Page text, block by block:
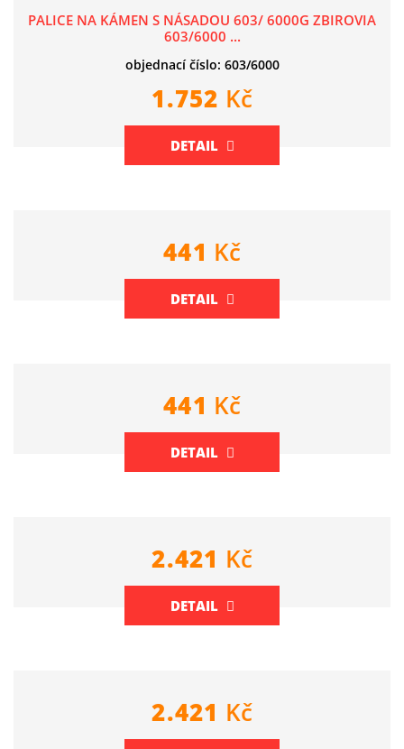
PALICE NA KÁMEN S NÁSADOU 603/ 6000G ZBIROVIA
603/6000 ...
objednací číslo: 603/6000
1.752 Kč
DETAIL
441 Kč
DETAIL
441 Kč
DETAIL
2.421 Kč
DETAIL
2.421 Kč